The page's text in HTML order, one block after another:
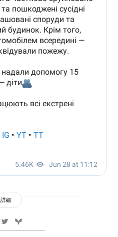
詳細